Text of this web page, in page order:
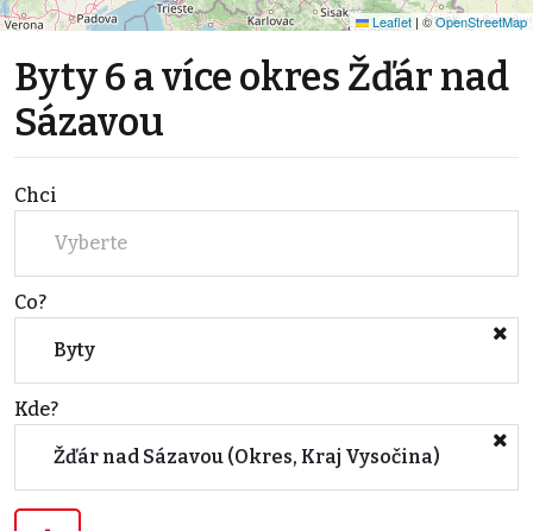
Leaflet | ©OpenStreetMap
Byty 6 a více okres Žďár nad
Sázavou
Chci
Vyberte
Co?
Byty
Kde?
Žďár nad Sázavou (Okres, Kraj Vysočina)